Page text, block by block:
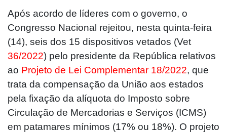
Após acordo de líderes com o governo, o
Congresso Nacional rejeitou, nesta quinta-feira
(14), seis dos 15 dispositivos vetados (Vet
36/2022) pelo presidente da República relativos
ao Projeto de Lei Complementar 18/2022, que
trata da compensação da União aos estados
pela fixação da alíquota do Imposto sobre
Circulação de Mercadorias e Serviços (ICMS)
em patamares mínimos (17% ou 18%). O projeto